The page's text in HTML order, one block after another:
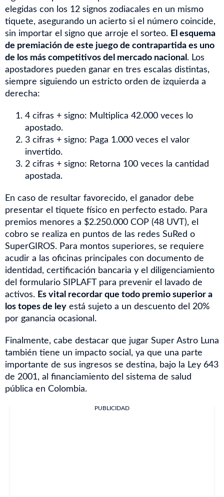
elegidas con los 12 signos zodiacales en un mismo
tiquete, asegurando un acierto si el número coincide,
sin importar el signo que arroje el sorteo. El esquema
de premiación de este juego de contrapartida es uno
de los más competitivos del mercado nacional . Los
apostadores pueden ganar en tres escalas distintas,
siempre siguiendo un estricto orden de izquierda a
derecha:
4 cifras + signo: Multiplica 42.000 veces lo
apostado.
3 cifras + signo: Paga 1.000 veces el valor
invertido.
2 cifras + signo: Retorna 100 veces la cantidad
apostada.
En caso de resultar favorecido, el ganador debe
presentar el tiquete físico en perfecto estado. Para
premios menores a $2.250.000 COP (48 UVT), el
cobro se realiza en puntos de las redes SuRed o
SuperGIROS. Para montos superiores, se requiere
acudir a las oficinas principales con documento de
identidad, certificación bancaria y el diligenciamiento
del formulario SIPLAFT para prevenir el lavado de
activos. Es vital recordar que todo premio superior a
los topes de ley está sujeto a un descuento del 20%
por ganancia ocasional.
Finalmente, cabe destacar que jugar Super Astro Luna
también tiene un impacto social, ya que una parte
importante de sus ingresos se destina, bajo la Ley 643
de 2001, al financiamiento del sistema de salud
pública en Colombia.
PUBLICIDAD